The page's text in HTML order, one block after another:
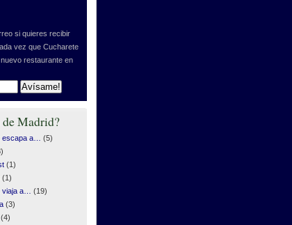
si quieres recibir
vez que Cucharete
restaurante en
Madrid?
a…
(5)
(1)
(1)
a…
(19)
(3)